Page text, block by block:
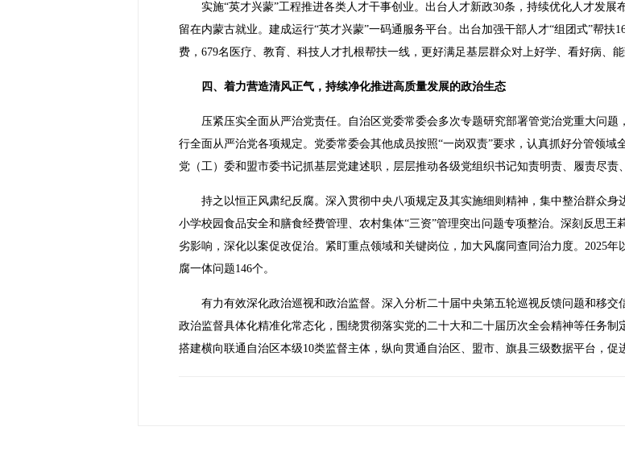
实施“英才兴蒙”工程推进各类人才干事创业。出台人才新政30条，持续优化人才发
留在内蒙古就业。建成运行“英才兴蒙”一码通服务平台。出台加强干部人才“组团式”帮扶
费，679名医疗、教育、科技人才扎根帮扶一线，更好满足基层群众对上好学、看好病、能
四、着力营造清风正气，持续净化推进高质量发展的政治生态
压紧压实全面从严治党责任。自治区党委常委会多次专题研究部署管党治党重大问
行全面从严治党各项规定。党委常委会其他成员按照“一岗双责”要求，认真抓好分管领
党（工）委和盟市委书记抓基层党建述职，层层推动各级党组织书记知责明责、履责尽责
持之以恒正风肃纪反腐。深入贯彻中央八项规定及其实施细则精神，集中整治群众
小学校园食品安全和膳食经费管理、农村集体“三资”管理突出问题专项整治。深刻反思
劣影响，深化以案促改促治。紧盯重点领域和关键岗位，加大风腐同查同治力度。2025
腐一体问题146个。
有力有效深化政治巡视和政治监督。深入分析二十届中央第五轮巡视反馈问题和移
政治监督具体化精准化常态化，围绕贯彻落实党的二十大和二十届历次全会精神等任务制
搭建横向联通自治区本级10类监督主体，纵向贯通自治区、盟市、旗县三级数据平台，促